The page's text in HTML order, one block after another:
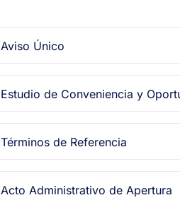
Aviso Único
Estudio de Conveniencia y
Términos de Referencia
Acto Administrativo de Apertura